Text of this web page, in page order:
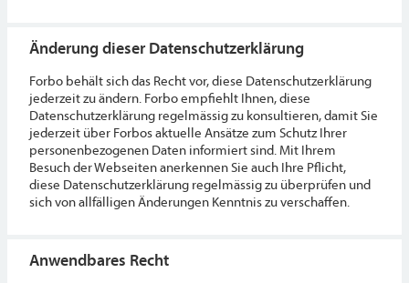
Änderung dieser Datenschutzerklärung
Forbo behält sich das Recht vor, diese Datenschutzerklärung
jederzeit zu ändern. Forbo empfiehlt Ihnen, diese
Datenschutzerklärung regelmässig zu konsultieren, damit Sie
jederzeit über Forbos aktuelle Ansätze zum Schutz Ihrer
personenbezogenen Daten informiert sind. Mit Ihrem
Besuch der Webseiten anerkennen Sie auch Ihre Pflicht,
diese Datenschutzerklärung regelmässig zu überprüfen und
sich von allfälligen Änderungen Kenntnis zu verschaffen.
Anwendbares Recht